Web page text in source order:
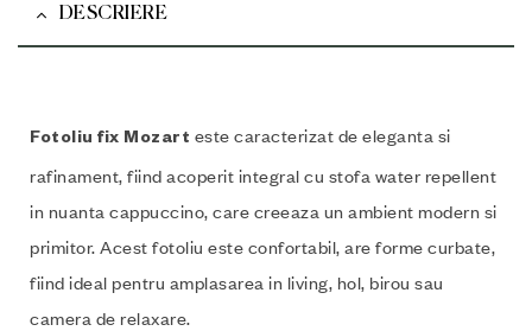
DESCRIERE
Fotoliu fix Mozart este caracterizat de eleganta si
rafinament, fiind acoperit integral cu stofa water repellent
in nuanta cappuccino, care creeaza un ambient modern si
primitor. Acest fotoliu este confortabil, are forme curbate,
fiind ideal pentru amplasarea in living, hol, birou sau
camera de relaxare.